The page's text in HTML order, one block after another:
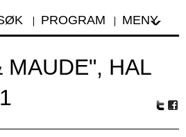
PROGRAM MENY
MAUDE", HAL